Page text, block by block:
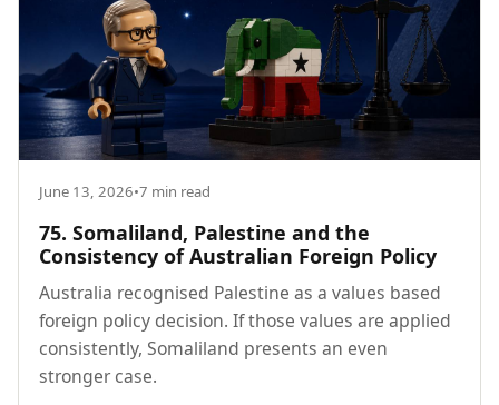
June 13, 2026•7 min read
75. Somaliland, Palestine and the
Consistency of Australian Foreign Policy
Australia recognised Palestine as a values based
foreign policy decision. If those values are applied
consistently, Somaliland presents an even
stronger case.